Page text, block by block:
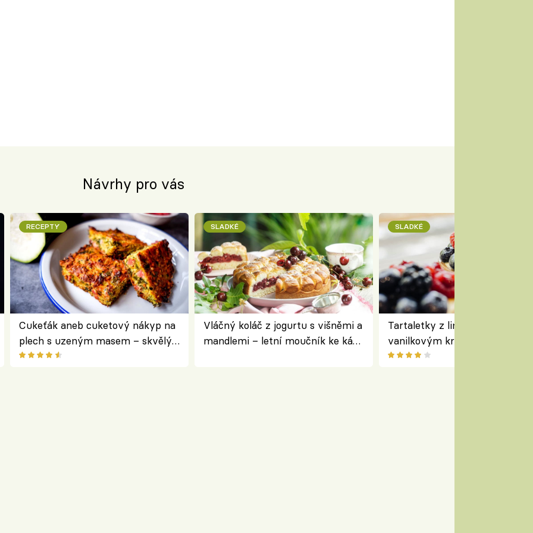
Návrhy pro vás
RECEPTY
Cukeťák aneb cuketový nákyp na
plech s uzeným masem – skvělý
způsob, jak zpracovat přerostlé
SLADKÉ
Vláčný koláč z jogurtu s višněmi a
mandlemi – letní moučník ke kávě
SLADKÉ
Tartaletky z lineckého těsta s
vanilkovým krémem a lesním
ovocem podle Bread Society